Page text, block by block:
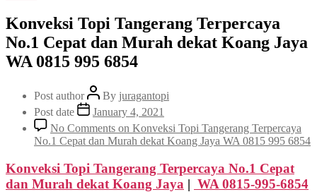
Konveksi Topi Tangerang Terpercaya
No.1 Cepat dan Murah dekat Koang Jaya
WA 0815 995 6854
Post author By juragantopi
Post date
January 4, 2021
No Comments on Konveksi Topi Tangerang Terpercaya
No.1 Cepat dan Murah dekat Koang Jaya WA 0815 995 6854
Konveksi Topi Tangerang Terpercaya No.1 Cepat
dan Murah dekat Koang Jaya | WA 0815-995-6854